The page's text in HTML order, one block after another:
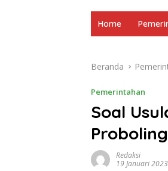
Home
Beranda
Pemerintahan
Soal
Redaksi
19 Januari 2023